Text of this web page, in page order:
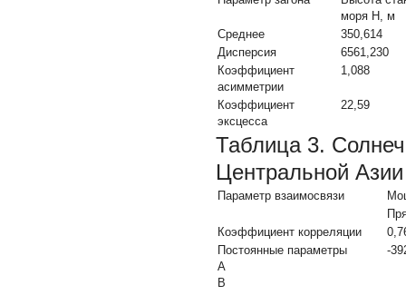
моря Н, м
Среднее
350,614
Дисперсия
6561,230
Коэффициент
асимметрии
1,088
Коэффициент
эксцесса
22,59
Таблица 3.
Центральной
Параметр взаимосвязи
Коэффициент корреляции
Постоянные параметры
А
В
-